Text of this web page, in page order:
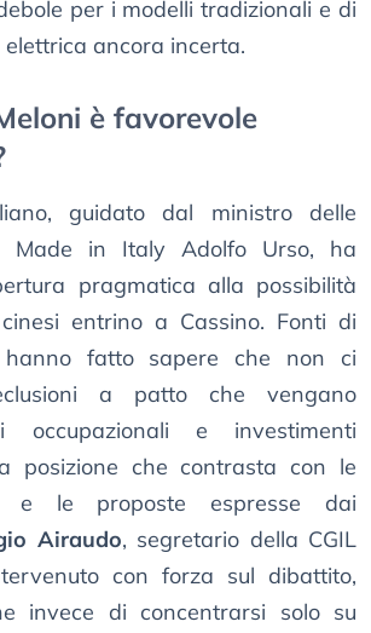
per i modelli tradizionali e di
ancora incerta.
è favorevole
guidato dal ministro delle
Made in Italy Adolfo Urso, ha
pragmatica alla possibilità
entrino a Cassino. Fonti di
hanno fatto sapere che non ci
a patto che vengano
occupazionali e investimenti
posizione che contrasta con le
e le proposte espresse dai
Airaudo, segretario della CGIL
con forza sul dibattito,
invece di concentrarsi solo su